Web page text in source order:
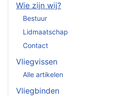
Wie zijn wij?
Bestuur
Lidmaatschap
Contact
Vliegvissen
Alle artikelen
Vliegbinden